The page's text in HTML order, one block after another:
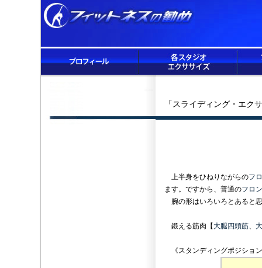
「スライディング・エ
上半身をひねりながらのフ
ます。ですから、普通のフロ
腕の形はいろいろとあると
鍛える筋肉【大腿四頭筋、
《スタンディングポジショ